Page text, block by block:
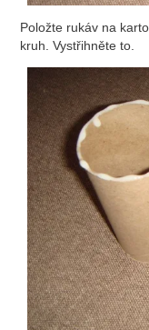
Položte rukáv na
kruh. Vystřihněte to.